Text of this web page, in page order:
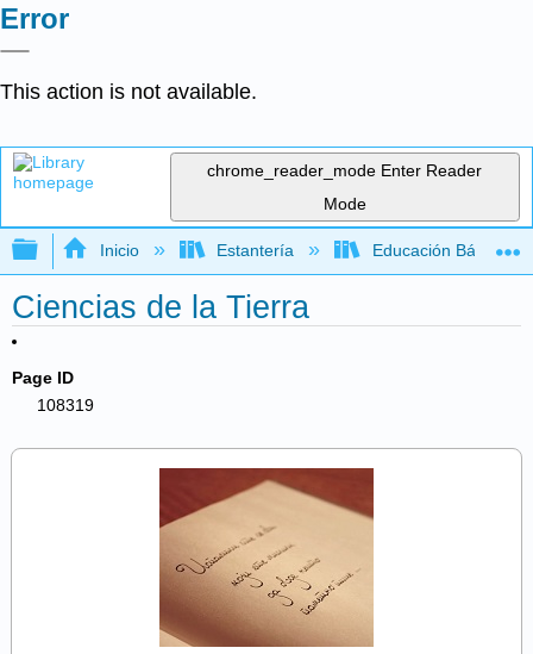
Error
This action is not available.
chrome_reader_mode Enter Reader
Mode
Expandir/contraer jerarquía global
Inicio Estantería Educación Básica
Ciencias de la Tierra
Page ID
108319